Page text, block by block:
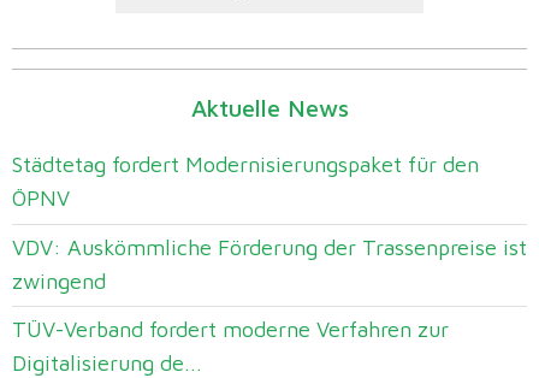
Aktuelle News
Städtetag fordert Modernisierungspaket für den
ÖPNV
VDV: Auskömmliche Förderung der Trassenpreise ist
zwingend
TÜV-Verband fordert moderne Verfahren zur
Digitalisierung de...